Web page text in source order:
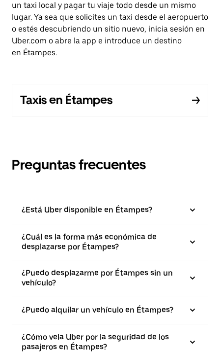
un taxi local y pagar tu viaje todo desde un mismo
lugar. Ya sea que solicites un taxi desde el aeropuerto
o estés descubriendo un sitio nuevo, inicia sesión en
Uber.com o abre la app e introduce un destino
en Étampes.
Taxis en Étampes
Preguntas frecuentes
¿Está Uber disponible en Étampes?
¿Cuál es la forma más económica de
desplazarse por Étampes?
¿Puedo desplazarme por Étampes sin un
vehículo?
¿Puedo alquilar un vehículo en Étampes?
¿Cómo vela Uber por la seguridad de los
pasajeros en Étampes?